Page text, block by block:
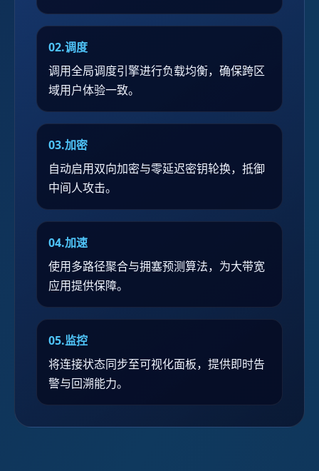
02.调度
调用全局调度引擎进行负载均衡，确保跨区
域用户体验一致。
03.加密
自动启用双向加密与零延迟密钥轮换，抵御
中间人攻击。
04.加速
使用多路径聚合与拥塞预测算法，为大带宽
应用提供保障。
05.监控
将连接状态同步至可视化面板，提供即时告
警与回溯能力。